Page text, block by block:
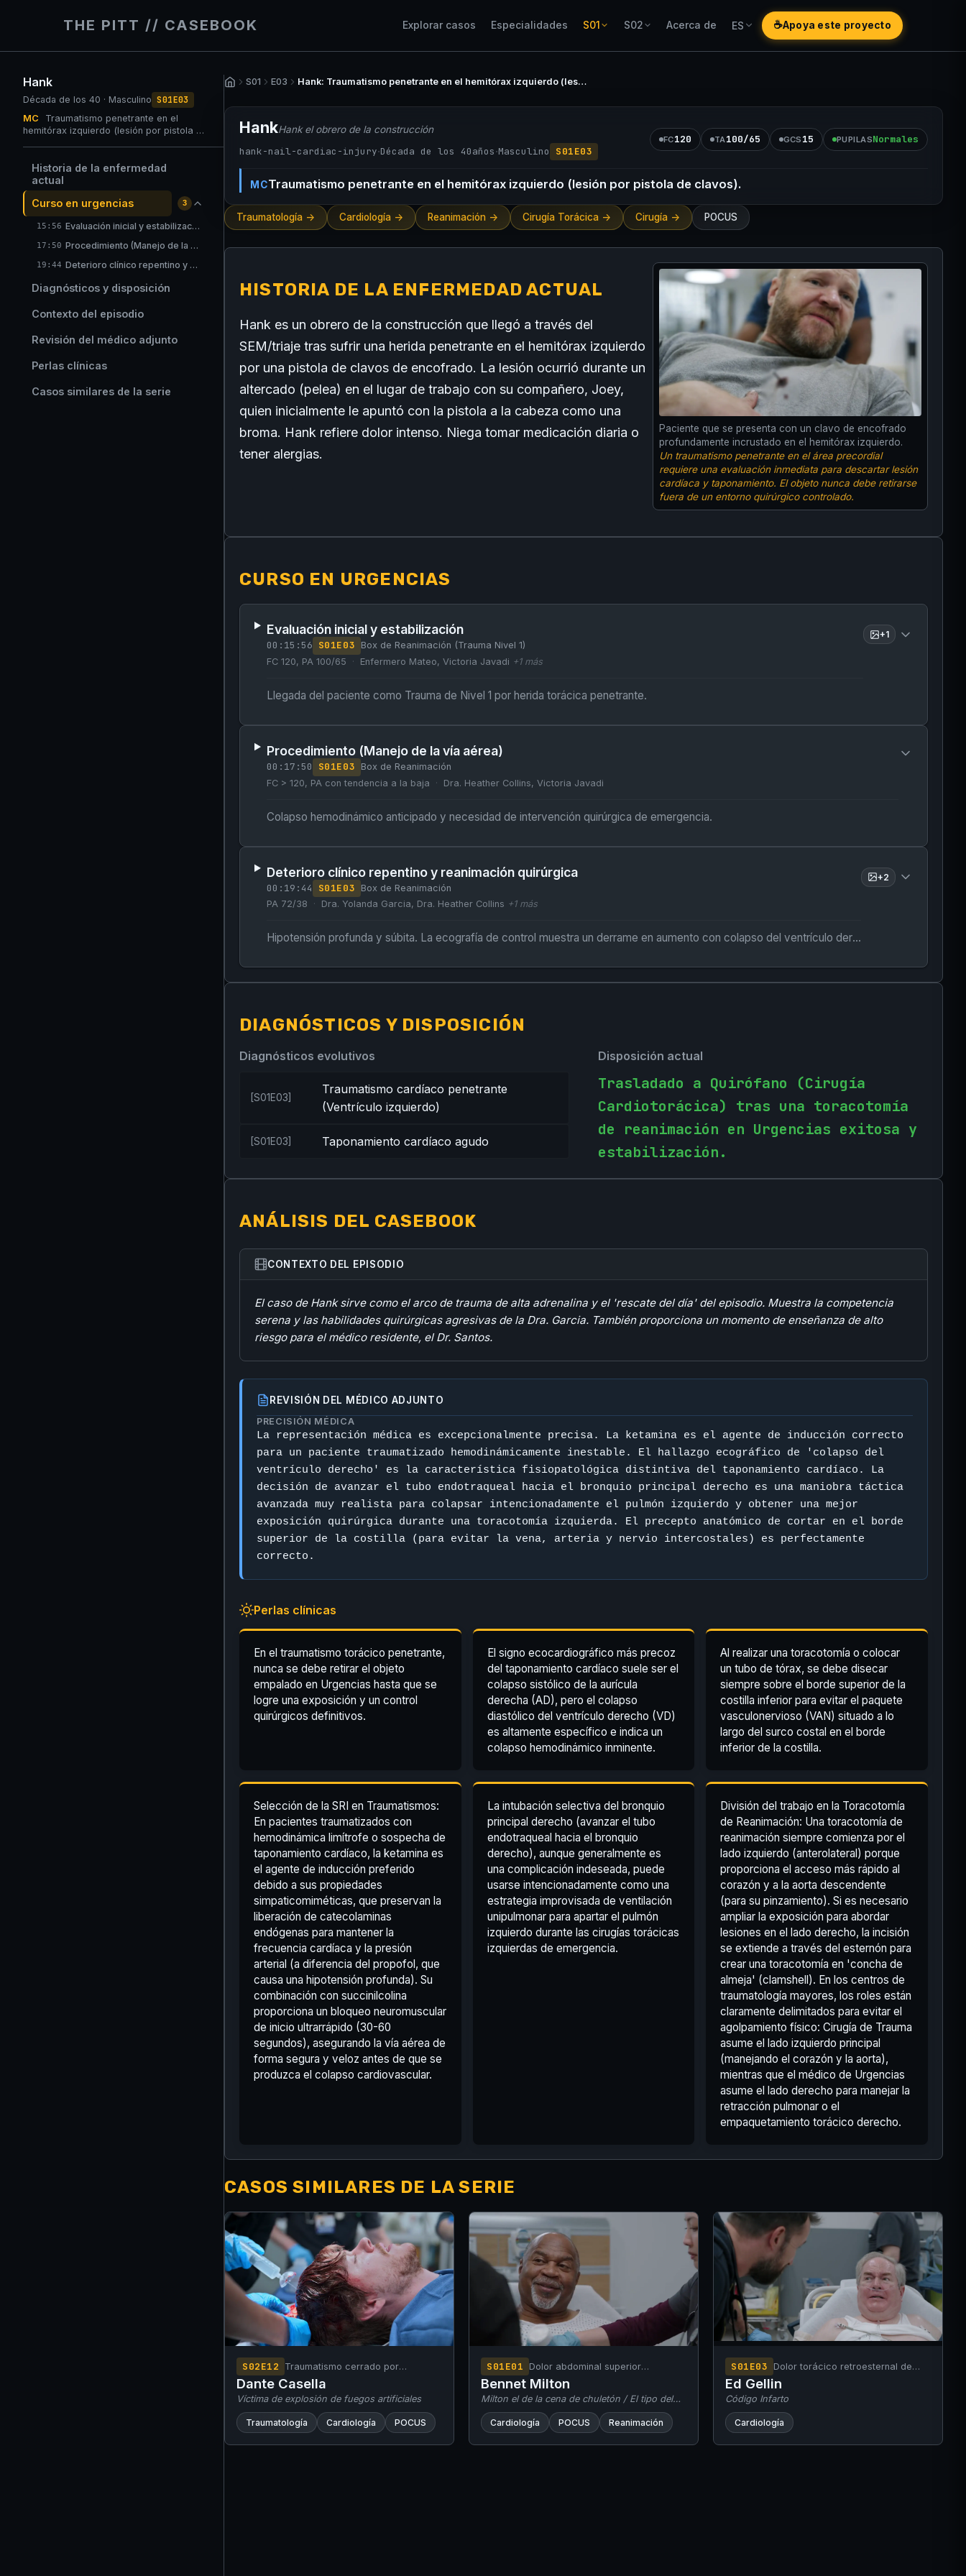
THE PITT // CASEBOOK Explorar casos Especialidades S01 S02 Acerca de ES ☕Apoya este proyecto
Hank
Década de los 40 · Masculino S01E03
MC
Traumatismo penetrante en el
hemitórax izquierdo (lesión por pistola de
Historia de la enfermedad
actual
Curso en urgencias
3
15:56 Evaluación inicial y estabilización
17:50 Procedimiento (Manejo de la vía aérea)
19:44 Deterioro clínico repentino y reanimación quirúrgica
Diagnósticos y disposición
Contexto del episodio
Revisión del médico adjunto
Perlas clínicas
Casos similares de la serie
S01 E03 Hank: Traumatismo penetrante en el hemitórax izquierdo (lesión por pistola de clavos).
HankHank el obrero de la construcción
hank-nail-cardiac-injury·Década de los 40años·Masculino S01E03
FC120 TA 100/65 GCS 15 PUPILASNormales
MCTraumatismo penetrante en el hemitórax izquierdo (lesión por pistola de clavos).
Traumatología -> Cardiología -> Reanimación -> Cirugía Torácica -> Cirugía -> POCUS
HISTORIA DE LA ENFERMEDAD ACTUAL
Hank es un obrero de la construcción que llegó a través del
SEM/triaje tras sufrir una herida penetrante en el hemitórax izquierdo
por una pistola de clavos de encofrado. La lesión ocurrió durante un
altercado (pelea) en el lugar de trabajo con su compañero, Joey,
quien inicialmente le apuntó con la pistola a la cabeza como una
broma. Hank refiere dolor intenso. Niega tomar medicación diaria o
tener alergias.
Paciente que se presenta con un clavo de encofrado
profundamente incrustado en el hemitórax izquierdo.
Un traumatismo penetrante en el área precordial
requiere una evaluación inmediata para descartar lesión
cardíaca y taponamiento. El objeto nunca debe retirarse
fuera de un entorno quirúrgico controlado.
CURSO EN URGENCIAS
Evaluación inicial y estabilización
00:15:56 S01E03
Box de Reanimación (Trauma Nivel 1)
FC 120, PA 100/65
Enfermero Mateo, Victoria Javadi +1 más
Llegada del paciente como Trauma de Nivel 1 por herida torácica penetrante.
+1
Procedimiento (Manejo de la vía aérea)
00:17:50 S01E03
Box de Reanimación
FC > 120, PA con tendencia a la baja
Dra. Heather Collins, Victoria Javadi
Colapso hemodinámico anticipado y necesidad de intervención quirúrgica de emergencia.
Deterioro clínico repentino y reanimación quirúrgica
00:19:44 S01E03
Box de Reanimación
PA 72/38
Dra. Yolanda Garcia, Dra. Heather Collins +1 más
Hipotensión profunda y súbita. La ecografía de control muestra un derrame en aumento con colapso del ventrículo derecho (VD).
+2
DIAGNÓSTICOS Y DISPOSICIÓN
Diagnósticos evolutivos
S01E03
Traumatismo cardíaco penetrante
(Ventrículo izquierdo)
[S01E03] Taponamiento cardíaco agudo
Disposición actual
Trasladado a Quirófano (Cirugía
Cardiotorácica) tras una toracotomía
de reanimación en Urgencias exitosa y
estabilización.
ANÁLISIS DEL CASEBOOK
CONTEXTO DEL EPISODIO
El caso de Hank sirve como el arco de trauma de alta adrenalina y el 'rescate del día' del episodio. Muestra la competencia
serena y las habilidades quirúrgicas agresivas de la Dra. Garcia. También proporciona un momento de enseñanza de alto
riesgo para el médico residente, el Dr. Santos.
REVISIÓN DEL MÉDICO ADJUNTO
PRECISIÓN MÉDICA
La representación médica es excepcionalmente precisa. La ketamina es el agente de inducción correcto
para un paciente traumatizado hemodinámicamente inestable. El hallazgo ecográfico de 'colapso del
ventrículo derecho' es la característica fisiopatológica distintiva del taponamiento cardíaco. La
decisión de avanzar el tubo endotraqueal hacia el bronquio principal derecho es una maniobra táctica
avanzada muy realista para colapsar intencionadamente el pulmón izquierdo y obtener una mejor
exposición quirúrgica durante una toracotomía izquierda. El precepto anatómico de cortar en el borde
superior de la costilla (para evitar la vena, arteria y nervio intercostales) es perfectamente
correcto.
Perlas clínicas
En el traumatismo torácico penetrante,
nunca se debe retirar el objeto
empalado en Urgencias hasta que se
logre una exposición y un control
quirúrgicos definitivos.
El signo ecocardiográfico más precoz
del taponamiento cardíaco suele ser el
colapso sistólico de la aurícula
derecha (AD), pero el colapso
diastólico del ventrículo derecho (VD)
es altamente específico e indica un
colapso hemodinámico inminente.
Al realizar una toracotomía o colocar
un tubo de tórax, se debe disecar
siempre sobre el borde superior de la
costilla inferior para evitar el paquete
vasculonervioso (VAN) situado a lo
largo del surco costal en el borde
inferior de la costilla.
Selección de la SRI en Traumatismos:
En pacientes traumatizados con
hemodinámica limítrofe o sospecha de
taponamiento cardíaco, la ketamina es
el agente de inducción preferido
debido a sus propiedades
simpaticomiméticas, que preservan la
liberación de catecolaminas
endógenas para mantener la
frecuencia cardíaca y la presión
arterial (a diferencia del propofol, que
causa una hipotensión profunda). Su
combinación con succinilcolina
proporciona un bloqueo neuromuscular
de inicio ultrarrápido (30-60
segundos), asegurando la vía aérea de
forma segura y veloz antes de que se
produzca el colapso cardiovascular.
La intubación selectiva del bronquio
principal derecho (avanzar el tubo
endotraqueal hacia el bronquio
derecho), aunque generalmente es
una complicación indeseada, puede
usarse intencionadamente como una
estrategia improvisada de ventilación
unipulmonar para apartar el pulmón
izquierdo durante las cirugías torácicas
izquierdas de emergencia.
División del trabajo en la Toracotomía
de Reanimación: Una toracotomía de
reanimación siempre comienza por el
lado izquierdo (anterolateral) porque
proporciona el acceso más rápido al
corazón y a la aorta descendente
(para su pinzamiento). Si es necesario
ampliar la exposición para abordar
lesiones en el lado derecho, la incisión
se extiende a través del esternón para
crear una toracotomía en 'concha de
almeja' (clamshell). En los centros de
traumatología mayores, los roles están
claramente delimitados para evitar el
agolpamiento físico: Cirugía de Trauma
asume el lado izquierdo principal
(manejando el corazón y la aorta),
mientras que el médico de Urgencias
asume el lado derecho para manejar la
retracción pulmonar o el
empaquetamiento torácico derecho.
CASOS SIMILARES DE LA SERIE
S02E12
Traumatismo cerrado por
explosión de fuegos artificiales en
un almacén.
Dante Casella
Víctima de explosión de fuegos artificiales
Traumatología Cardiología POCUS
S01E01
Dolor abdominal superior
(Epigastralgia)
Bennet Milton
Milton el de la cena de chuletón / El tipo del
cálculo biliar
Cardiología
POCUS Reanimación
S01E03
Dolor torácico retroesternal de
intensidad 10/10, disnea y
diaforesis.
Ed Gellin
Código Infarto
Cardiología